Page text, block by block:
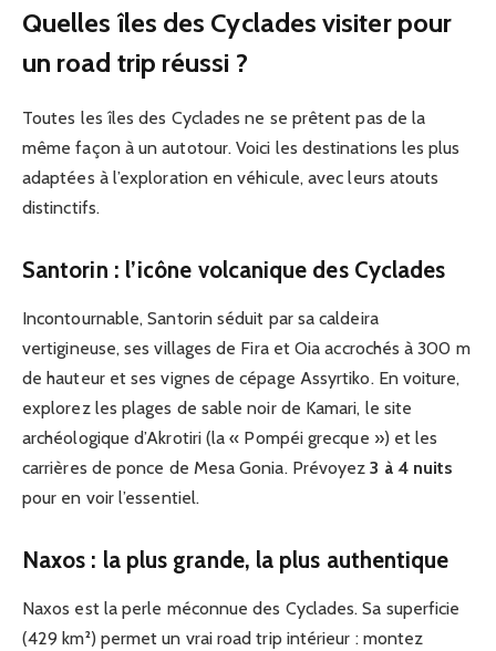
Quelles îles des Cyclades visiter pour
un road trip réussi ?
Toutes les îles des Cyclades ne se prêtent pas de la
même façon à un autotour. Voici les destinations les plus
adaptées à l’exploration en véhicule, avec leurs atouts
distinctifs.
Santorin : l’icône volcanique des Cyclades
Incontournable, Santorin séduit par sa caldeira
vertigineuse, ses villages de Fira et Oia accrochés à 300 m
de hauteur et ses vignes de cépage Assyrtiko. En voiture,
explorez les plages de sable noir de Kamari, le site
archéologique d’Akrotiri (la « Pompéi grecque ») et les
carrières de ponce de Mesa Gonia. Prévoyez3 à 4 nuits
pour en voir l’essentiel.
Naxos : la plus grande, la plus authentique
Naxos est la perle méconnue des Cyclades. Sa superficie
(429 km²) permet un vrai road trip intérieur : montez